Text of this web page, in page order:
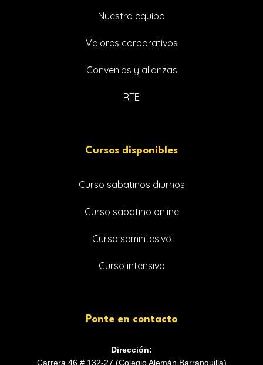
Nuestro equipo
Valores corporativos
Convenios y alianzas
RTE
Cursos disponibles
Curso sabatinos diurnos
Curso sabatino online
Curso semintesivo
Curso intensivo
Ponte en contacto
Dirección:
Carrera 46 # 132-27 (Colegio Alemán Barranquilla)